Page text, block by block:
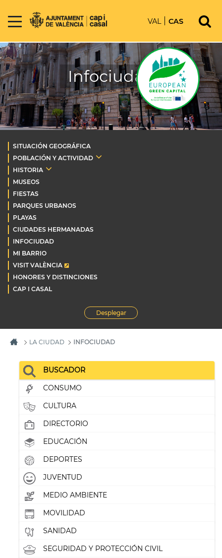
VAL CAS
Infociudad
SITUACIÓN GEOGRÁFICA
POBLACIÓN Y ACTIVIDAD
HISTORIA
MUSEOS
FIESTAS
PARQUES URBANOS
PLAYAS
CIUDADES HERMANADAS
INFOCIUDAD
MI BARRIO
VISIT VALÈNCIA
HONORES Y DISTINCIONES
CAP I CASAL
Desplegar
LA CIUDAD INFOCIUDAD
BUSCADOR
CONSUMO
CULTURA
DIRECTORIO
EDUCACIÓN
DEPORTES
JUVENTUD
MEDIO AMBIENTE
MOVILIDAD
SANIDAD
SEGURIDAD Y PROTECCIÓN CIVIL